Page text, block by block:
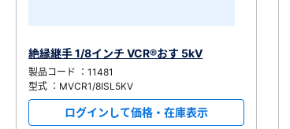
絶縁継手 1/8インチ VCR®おす 5kV
製品コード ：11481
型式 ：MVCR1/8ISL5KV
ログインして価格・在庫表示